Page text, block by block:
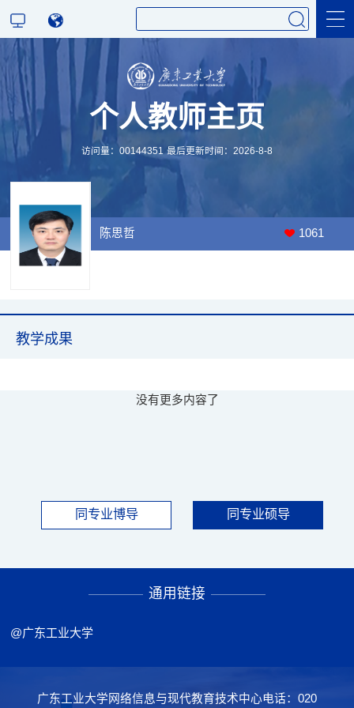
科学研究
教学研究
个人教师主页
访问量： 00144351 最后更新时间： 2026-8-8
陈思哲 1061
教学成果
没有更多内容了
同专业博导 同专业硕导
通用链接
@广东工业大学
广东工业大学网络信息与现代教育技术中心电话：020